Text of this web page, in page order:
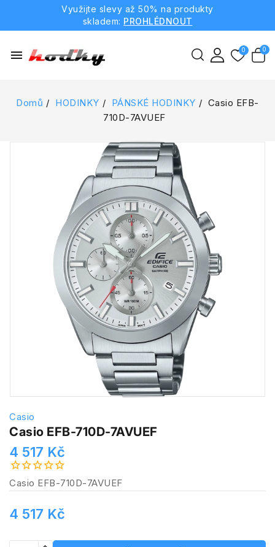
Využijte slevy až 50% na produkty
skladem: PROHLÉDNOUT
menu
Domů HODINKY PÁNSKÉ HODINKY
Casio EFB-
710D-7AVUEF
Casio
Casio EFB-710D-7AVUEF
4 517 Kč
Casio EFB-710D-7AVUEF
4 517 Kč